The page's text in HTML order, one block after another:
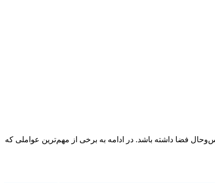
فضا داشته باشد. در ادامه به برخی از مهم‌ترین عواملی که